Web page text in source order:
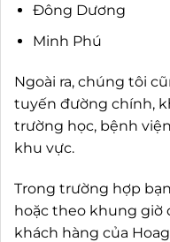
Đông Dương
Minh Phú
Ngoài ra, chúng tôi
tuyến đường chính,
trường học, bệnh
khu vực.
Trong trường hợp
hoặc theo khung giờ
khách hàng của